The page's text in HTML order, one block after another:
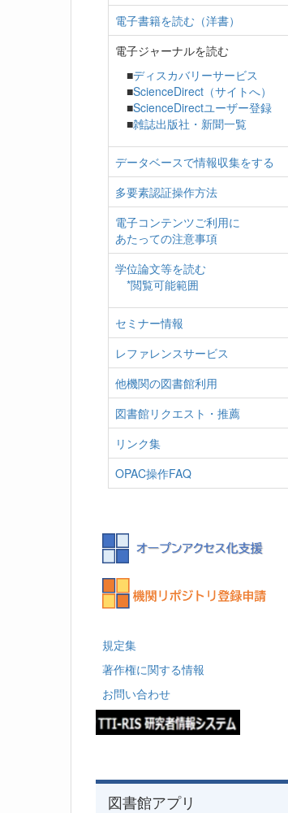
電子書籍を読む（洋書）
電子ジャーナルを読む
■ディスカバリーサービス
■ScienceDirect（サイトへ）
■ScienceDirectユーザー登録
■雑誌出版社・新聞一覧
データベースで情報収集をする
多要素認証操作方法
電子コンテンツご利用に
あたっての注意事項
学位論文等を読む
*閲覧可能範囲
セミナー情報
レファレンスサービス
他機関の図書館利用
図書館リクエスト・推薦
リンク集
OPAC操作FAQ
規定集
著作権に関する情報
お問い合わせ
図書館アプリ